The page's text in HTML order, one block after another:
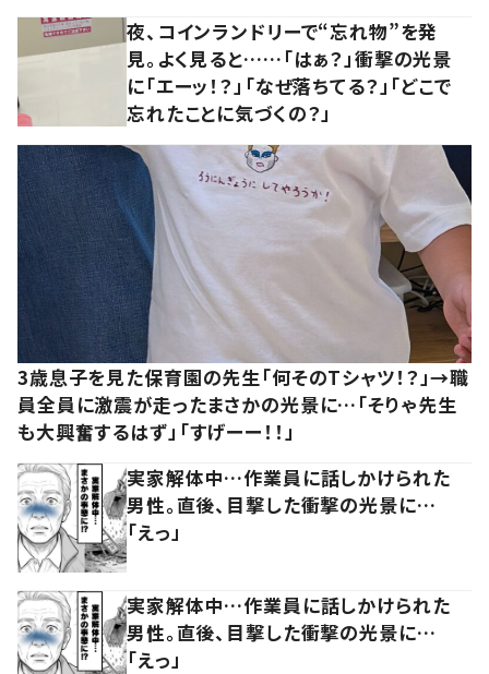
夜、コインランドリーで“忘れ物”を発
見。よく見ると……「はぁ？」衝撃の光景
に「エーッ！？」「なぜ落ちてる？」「どこで
忘れたことに気づくの？」
3歳息子を見た保育園の先生「何そのTシャツ！？」→職
員全員に激震が走ったまさかの光景に…「そりゃ先生
も大興奮するはず」「すげーー！！」
実家解体中…作業員に話しかけられた
男性。直後、目撃した衝撃の光景に…
「えっ」
実家解体中…作業員に話しかけられた
男性。直後、目撃した衝撃の光景に…
「えっ」